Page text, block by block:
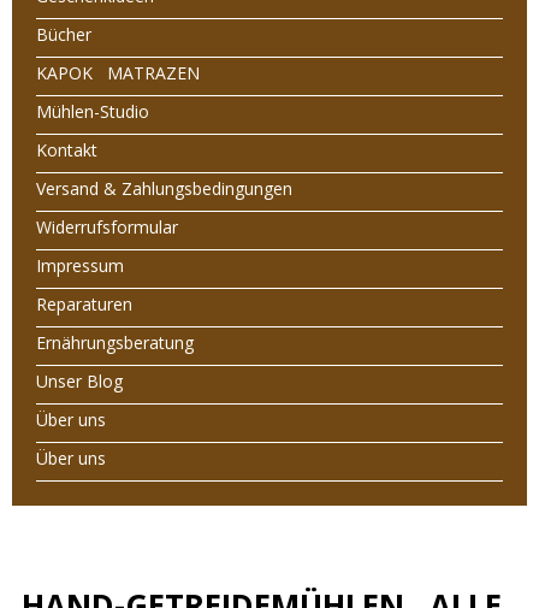
Bücher
KAPOK MATRAZEN
Mühlen-Studio
Kontakt
Versand & Zahlungsbedingungen
Widerrufsformular
Impressum
Reparaturen
Ernährungsberatung
Unser Blog
Über uns
Über uns